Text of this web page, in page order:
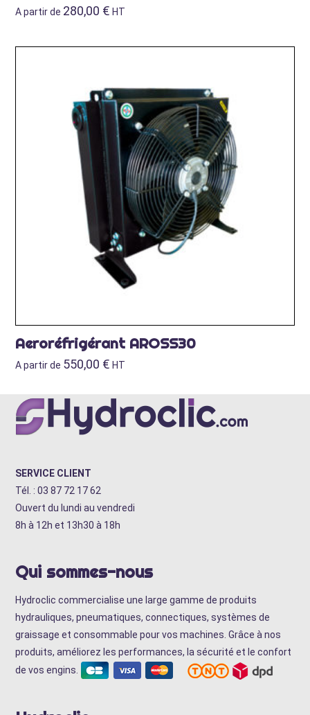
A partir de 280,00 € HT
Aeroréfrigérant AROSS30
A partir de 550,00 € HT
SERVICE CLIENT
Tél. : 03 87 72 17 62
Ouvert du lundi au vendredi
8h à 12h et 13h30 à 18h
Qui sommes-nous
Hydroclic commercialise une large gamme de produits
hydrauliques, pneumatiques, connectiques, systèmes de
graissage et consommable pour vos machines. Grâce à nos
produits, améliorez les performances, la sécurité et le confort
de vos engins.